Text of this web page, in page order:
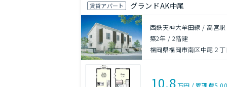
賃貸アパート グランドAK中尾
西鉄天神大牟田線 / 高宮
築2年 / 2階建
福岡県福岡市南区中尾２丁
10.8万円 /管理費